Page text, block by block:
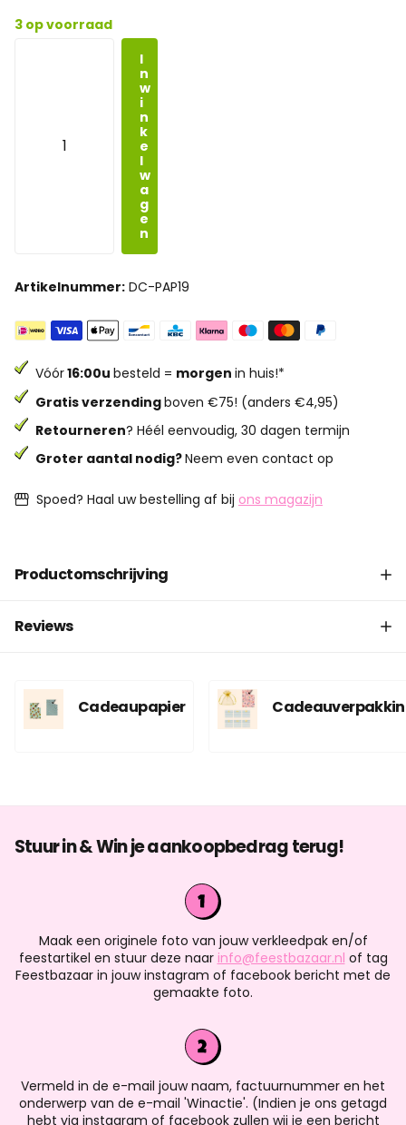
3 op voorraad
I
n
w
i
n
k
e
l
w
a
g
e
n
Artikelnummer: DC-PAP19
Vóór16:00u besteld = morgen in huis!*
Gratis verzendingboven €75! (anders €4,95)
Retourneren? Héél eenvoudig, 30 dagen termijn
Groter aantal nodig?Neem even contact op
Spoed? Haal uw bestelling af bij ons magazijn
Productomschrijving
Reviews
Cadeaupapier
Stuur in & Win je aankoopbedrag terug!
Maak een originele foto van jouw verkleedpak en/of
feestartikel en stuur deze naar info@feestbazaar.nl of tag
Feestbazaar in jouw instagram of facebook bericht met de
gemaakte foto.
Vermeld in de e-mail jouw naam, factuurnummer en het
onderwerp van de e-mail 'Winactie'. (Indien je ons getagd
hebt via instagram of facebook zullen wij je een bericht